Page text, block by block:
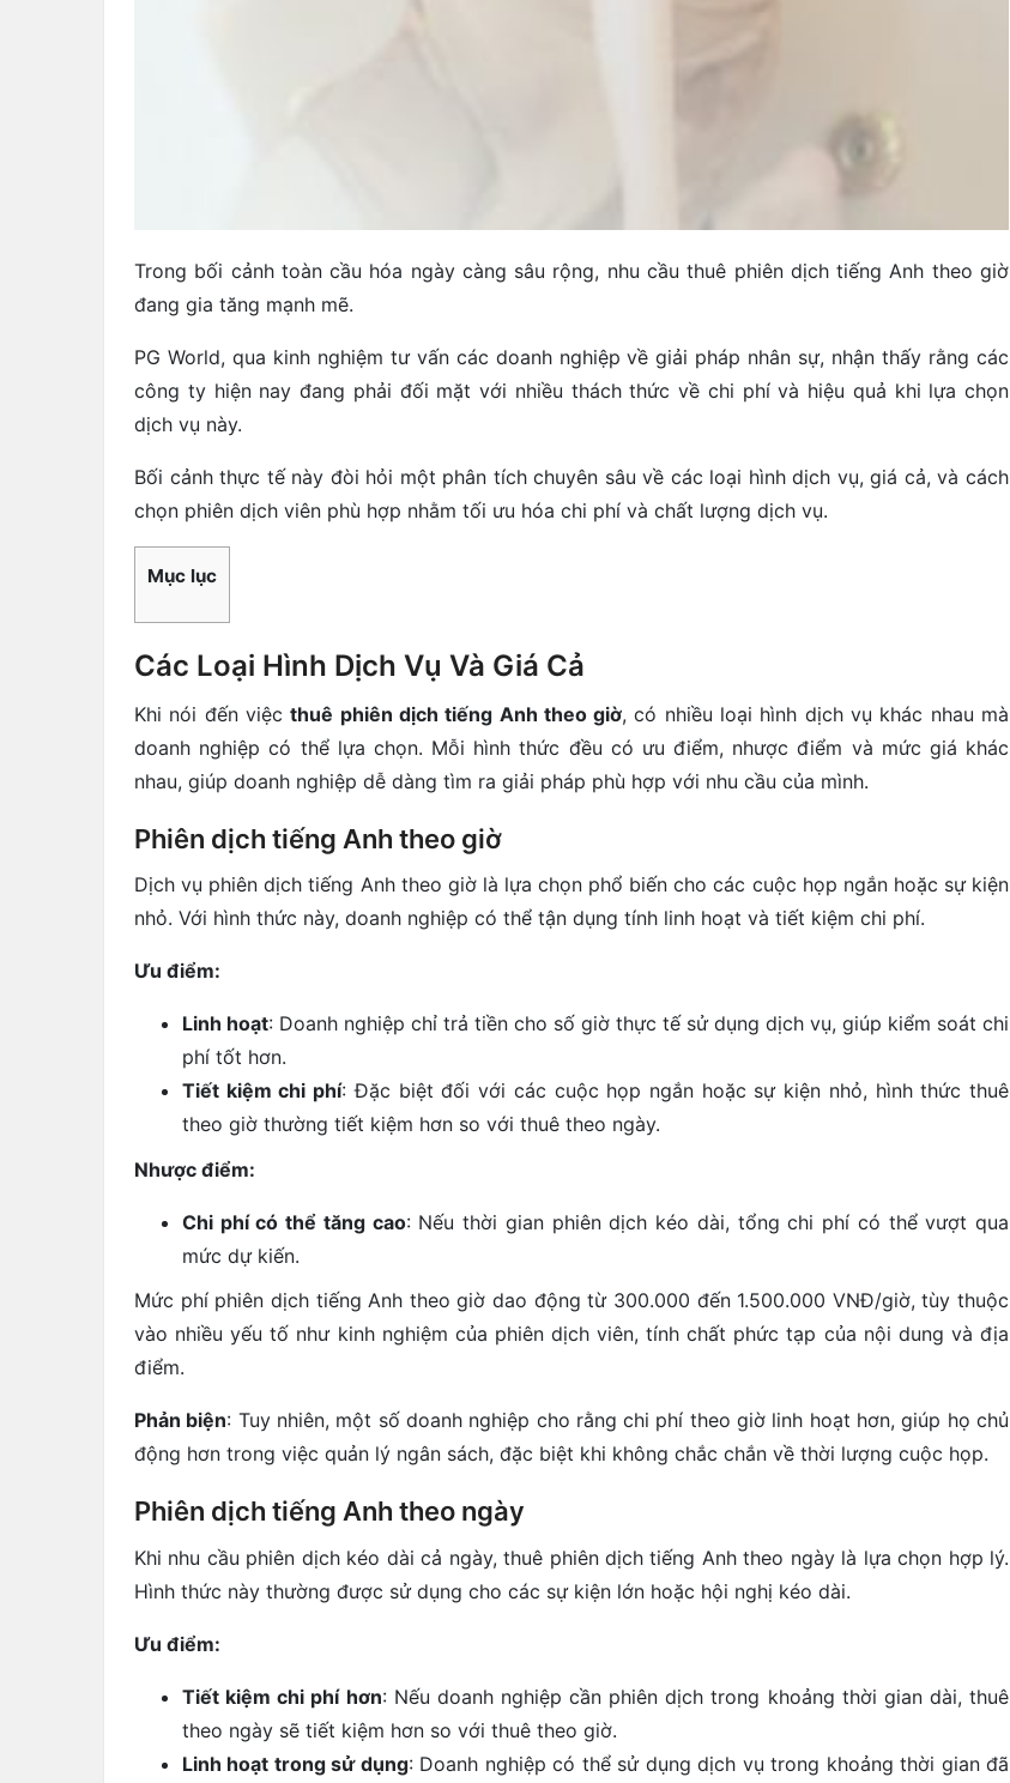
Trong bối cảnh toàn cầu hóa ngày càng sâu rộng, nhu cầu thuê phiên dịch tiếng Anh theo giờ
đang gia tăng mạnh mẽ.
PG World, qua kinh nghiệm tư vấn các doanh nghiệp về giải pháp nhân sự, nhận thấy rằng các
công ty hiện nay đang phải đối mặt với nhiều thách thức về chi phí và hiệu quả khi lựa chọn
dịch vụ này.
Bối cảnh thực tế này đòi hỏi một phân tích chuyên sâu về các loại hình dịch vụ, giá cả, và cách
chọn phiên dịch viên phù hợp nhằm tối ưu hóa chi phí và chất lượng dịch vụ.
Mục lục
Các Loại Hình Dịch Vụ Và Giá Cả
Khi nói đến việcthuê phiên dịch tiếng Anh theo giờ, có nhiều loại hình dịch vụ khác nhau mà
doanh nghiệp có thể lựa chọn. Mỗi hình thức đều có ưu điểm, nhược điểm và mức giá khác
nhau, giúp doanh nghiệp dễ dàng tìm ra giải pháp phù hợp với nhu cầu của mình.
Phiên dịch tiếng Anh theo giờ
Dịch vụ phiên dịch tiếng Anh theo giờ là lựa chọn phổ biến cho các cuộc họp ngắn hoặc sự kiện
nhỏ. Với hình thức này, doanh nghiệp có thể tận dụng tính linh hoạt và tiết kiệm chi phí.
Ưu điểm:
Linh hoạt: Doanh nghiệp chỉ trả tiền cho số giờ thực tế sử dụng dịch vụ, giúp kiểm soát chi
phí tốt hơn.
Tiết kiệm chi phí: Đặc biệt đối với các cuộc họp ngắn hoặc sự kiện nhỏ, hình thức thuê
theo giờ thường tiết kiệm hơn so với thuê theo ngày.
Nhược điểm:
Chi phí có thể tăng cao: Nếu thời gian phiên dịch kéo dài, tổng chi phí có thể vượt qua
mức dự kiến.
Mức phí phiên dịch tiếng Anh theo giờ dao động từ 300.000 đến 1.500.000 VNĐ/giờ, tùy thuộc
vào nhiều yếu tố như kinh nghiệm của phiên dịch viên, tính chất phức tạp của nội dung và địa
điểm.
Phản biện: Tuy nhiên, một số doanh nghiệp cho rằng chi phí theo giờ linh hoạt hơn, giúp họ chủ
động hơn trong việc quản lý ngân sách, đặc biệt khi không chắc chắn về thời lượng cuộc họp.
Phiên dịch tiếng Anh theo ngày
Khi nhu cầu phiên dịch kéo dài cả ngày, thuê phiên dịch tiếng Anh theo ngày là lựa chọn hợp lý.
Hình thức này thường được sử dụng cho các sự kiện lớn hoặc hội nghị kéo dài.
Ưu điểm:
Tiết kiệm chi phí hơn: Nếu doanh nghiệp cần phiên dịch trong khoảng thời gian dài, thuê
theo ngày sẽ tiết kiệm hơn so với thuê theo giờ.
Linh hoạt trong sử dụng: Doanh nghiệp có thể sử dụng dịch vụ trong khoảng thời gian đã